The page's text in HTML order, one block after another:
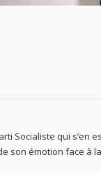
Socialiste qui s’en
émotion face à